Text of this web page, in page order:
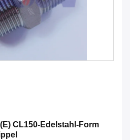
CL150-Edelstahl-Form